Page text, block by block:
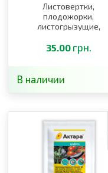
Листовертки,
плодожорки,
листогрызущие,
жилистый,
листогрызущие, совки
35.00 грн.
В наличии